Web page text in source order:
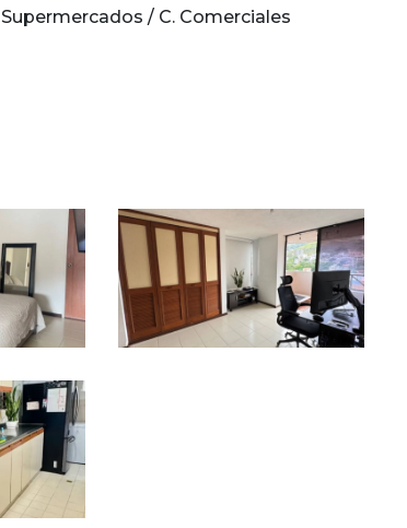
Supermercados / C. Comerciales